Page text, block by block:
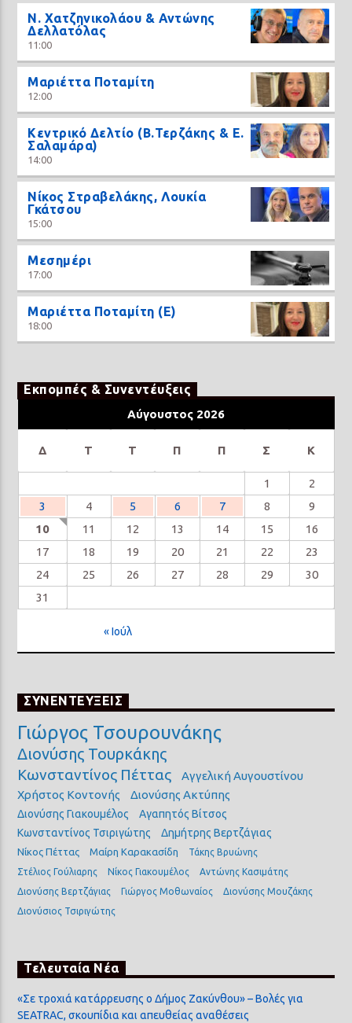
N. Χατζηνικολάου & Αντώνης
Δελλατόλας
11:00
Μαριέττα Ποταμίτη
12:00
Κεντρικό Δελτίο (Β.Τερζάκης & Ε.
Σαλαμάρα)
14:00
Νίκος Στραβελάκης, Λουκία
Γκάτσου
15:00
Μεσημέρι
17:00
Μαριέττα Ποταμίτη (Ε)
18:00
Εκπομπές & Συνεντέυξεις
Αύγουστος 2026
Δ Τ Τ Π Π Σ Κ
1
2
3
4 5 6 7 8
9
10
11 12 13 14 15
16
17
18 19 20 21 22
23
24
25 26 27 28 29
30
31
« Ιούλ
ΣΥΝΕΝΤΕΥΞΕΙΣ
Γιώργος Τσουρουνάκης
Διονύσης Τουρκάκης
Κωνσταντίνος Πέττας
Αγγελική Αυγουστίνου
Χρήστος Κοντονής
Διονύσης Ακτύπης
Διονύσης Γιακουμέλος
Αγαπητός Βίτσος
Κωνσταντίνος Τσιριγώτης
Δημήτρης Βερτζάγιας
Νίκος Πέττας Μαίρη Καρακασίδη
Τάκης Βρυώνης
Στέλιος Γούλιαρης
Νίκος Γιακουμέλος
Αντώνης Κασιμάτης
Διονύσης Βερτζάγιας
Γιώργος Μοθωναίος
Διονύσης Μουζάκης
Διονύσιος Τσιριγώτης
Τελευταία Νέα
«Σε τροχιά κατάρρευσης ο Δήμος Ζακύνθου» – Βολές για
SEATRAC, σκουπίδια και απευθείας αναθέσεις